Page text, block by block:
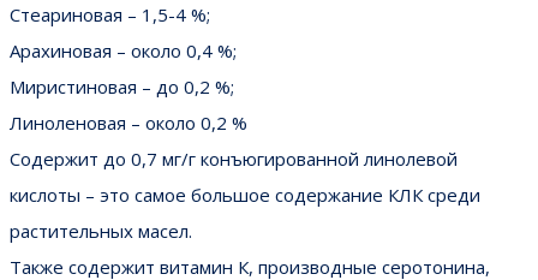
Стеариновая – 1,5-4 %;
Арахиновая – около 0,4 %;
Миристиновая – до 0,2 %;
Линоленовая – около 0,2 %
Содержит до 0,7 мг/г конъюгированной линолевой
кислоты – это самое большое содержание КЛК среди
растительных масел.
Также содержит витамин К, производные серотонина,